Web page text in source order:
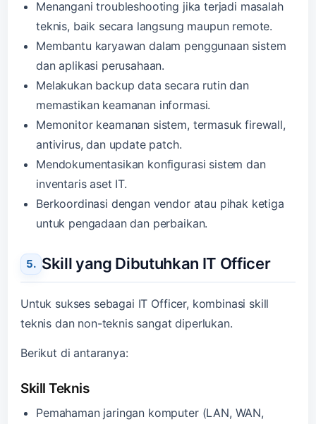
Menangani troubleshooting jika terjadi masalah
teknis, baik secara langsung maupun remote.
Membantu karyawan dalam penggunaan sistem
dan aplikasi perusahaan.
Melakukan backup data secara rutin dan
memastikan keamanan informasi.
Memonitor keamanan sistem, termasuk firewall,
antivirus, dan update patch.
Mendokumentasikan konfigurasi sistem dan
inventaris aset IT.
Berkoordinasi dengan vendor atau pihak ketiga
untuk pengadaan dan perbaikan.
Skill yang Dibutuhkan IT Officer
Untuk sukses sebagai IT Officer, kombinasi skill
teknis dan non-teknis sangat diperlukan.
Berikut di antaranya:
Skill Teknis
Pemahaman jaringan komputer (LAN, WAN,